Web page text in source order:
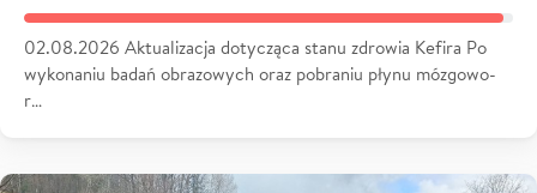
02.08.2026 Aktualizacja dotycząca stanu zdrowia Kefira Po
wykonaniu badań obrazowych oraz pobraniu płynu mózgowo-
r…